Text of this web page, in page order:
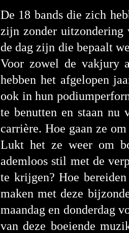
De 18 bands die zich
zijn zonder uitzondering
de dag zijn die bepaalt
Voor zowel de vakjury
hebben het afgelopen
ook in hun
te benutten en staan nu
carrière. Hoe gaan ze
Lukt het ze weer om
ademloos stil met de
te krijgen? Hoe
maken met deze
maandag en donderdag
van deze boeiende